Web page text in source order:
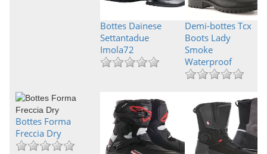
Bottes Dainese
Settantadue
Imola72
Demi-bottes Tcx
Boots Lady
Smoke
Waterproof
Bottes Forma
Freccia Dry